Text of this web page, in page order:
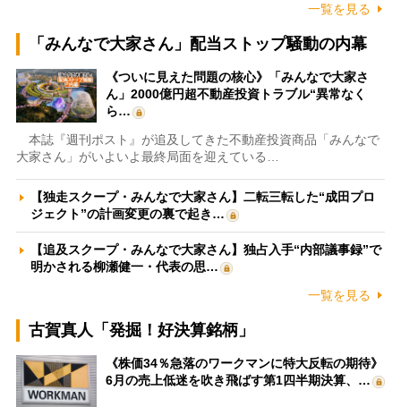
一覧を見る
「みんなで大家さん」配当ストップ騒動の内幕
《ついに見えた問題の核心》「みんなで大家さ
ん」2000億円超不動産投資トラブル“異常なく
ら…
本誌『週刊ポスト』が追及してきた不動産投資商品「みんなで
大家さん」がいよいよ最終局面を迎えている…
【独走スクープ・みんなで大家さん】二転三転した“成田プロ
ジェクト”の計画変更の裏で起き…
【追及スクープ・みんなで大家さん】独占入手“内部議事録”で
明かされる柳瀬健一・代表の思…
一覧を見る
古賀真人「発掘！好決算銘柄」
《株価34％急落のワークマンに特大反転の期待》
6月の売上低迷を吹き飛ばす第1四半期決算、…